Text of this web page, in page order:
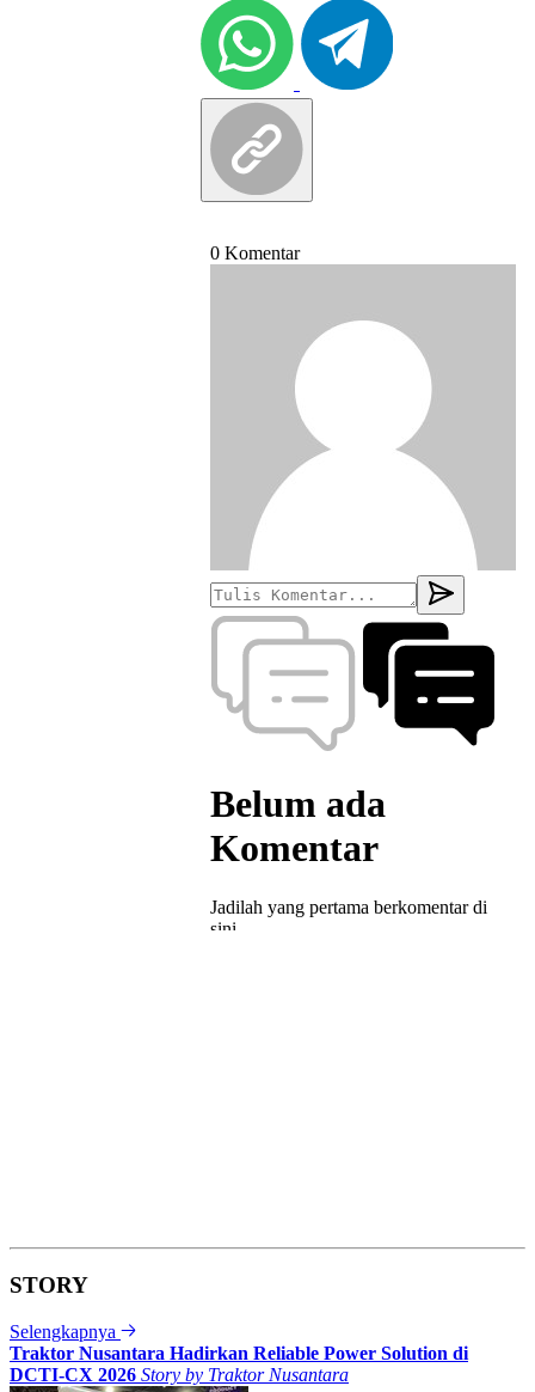
STORY
Selengkapnya
Traktor Nusantara Hadirkan Reliable Power Solution di
DCTI-CX 2026 Story by Traktor Nusantara